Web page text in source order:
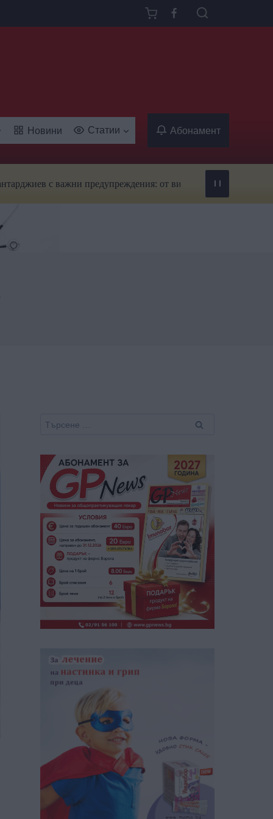
Новини Статии Абонамент
с важни предупреждения: от вируси и ухапвания от комари
Търсене